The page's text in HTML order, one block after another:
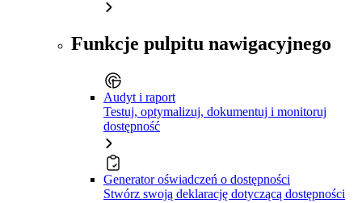
Funkcje pulpitu nawigacyjnego
Audyt i raport
Testuj, optymalizuj, dokumentuj i monitoruj
dostępność
Generator oświadczeń o dostępności
Stwórz swoją deklarację dotyczącą dostępności